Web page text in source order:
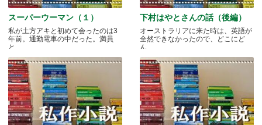
スーパーウーマン（１）
私が土方アキと初めて会ったのは3
年前。通勤電車の中だった。満員
と.....
下村はやとさんの話（後編）
オーストラリアに来た時は、英語が
全然できなかったので、どこにど
ん.....